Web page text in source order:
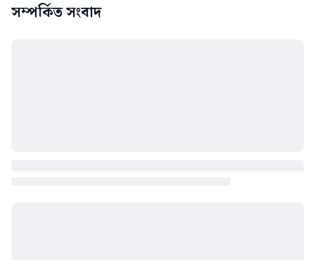
সম্পর্কিত সংবাদ